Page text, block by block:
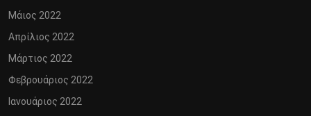
Μάιος 2022
Απρίλιος 2022
Μάρτιος 2022
Φεβρουάριος 2022
Ιανουάριος 2022